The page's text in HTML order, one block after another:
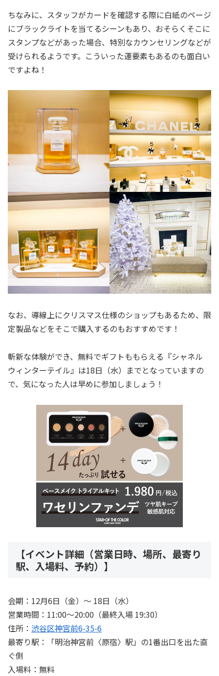
ちなみに、スタッフがカードを確認する際に白紙のページ
にブラックライトを当てるシーンもあり、おそらくそこに
スタンプなどがあった場合、特別なカウンセリングなどが
受けられるようです。こういった運要素もあるのも面白い
ですよね！
なお、導線上にクリスマス仕様のショップもあるため、限
定製品などをそこで購入するのもおすすめです！
斬新な体験ができ、無料でギフトももらえる『シャネル
ウィンターテイル』は18日（水）までとなっていますの
で、気になった人は早めに参加しましょう！
【イベント詳細（営業日時、場所、最寄り
駅、入場料、予約）】
会期：12月6日（金）～ 18日（水）
営業時間：11:00〜20:00（最終入場 19:30）
住所： 渋谷区神宮前6-35-6
最寄り駅：「明治神宮前〈原宿〉駅」の1番出口を出た直
ぐ側
入場料：無料